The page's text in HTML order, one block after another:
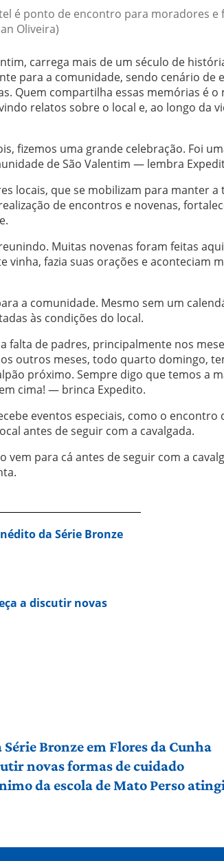
é ponto de encontro para moradores e
Oliveira)
carrega mais de um século de
para a comunidade, sendo cenário de
Quem compartilha essas memórias é
relatos sobre o local e, ao longo da
fizemos uma grande celebração. Foi
de São Valentim — lembra
locais, que se mobilizam para manter a
de encontros e novenas,
Muitas novenas foram feitas
vinha, fazia suas orações e aconteciam
a comunidade. Mesmo sem um
às condições do local.
falta de padres, principalmente nos
outros meses, todo quarto domingo,
próximo. Sempre digo que temos a
cima! — brinca Expedito.
eventos especiais, como o encontro
antes de seguir com a cavalgada.
para cá antes de seguir com a
da Série Bronze
a discutir novas
Bronze em Flores da Cunha
novas formas de cuidado
da escola de Mato Perso